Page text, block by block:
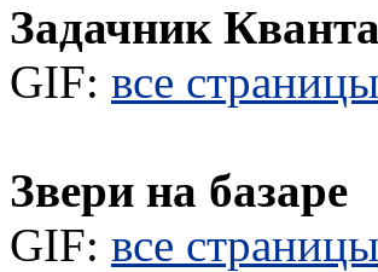
Задачник
GIF: все страницы
Звери на базаре
GIF: все страницы